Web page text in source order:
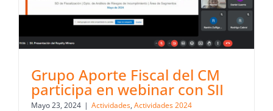
Grupo Aporte Fiscal del CM
participa en webinar con SII
Mayo 23, 2024 | Actividades, Actividades 2024